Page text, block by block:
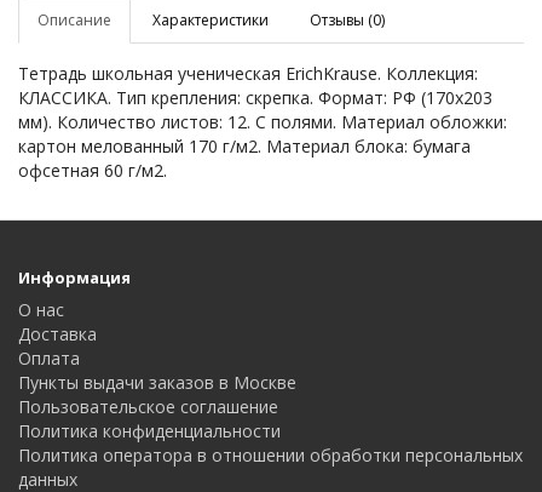
Описание Характеристики Отзывы (0)
Тетрадь школьная ученическая ErichKrause. Коллекция:
КЛАССИКА. Тип крепления: скрепка. Формат: РФ (170х203
мм). Количество листов: 12. С полями. Материал обложки:
картон мелованный 170 г/м2. Материал блока: бумага
офсетная 60 г/м2.
Информация
О нас
Доставка
Оплата
Пункты выдачи заказов в Москве
Пользовательское соглашение
Политика конфиденциальности
Политика оператора в отношении обработки персональных
данных